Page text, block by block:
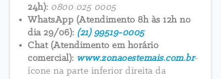
24h): 0800 025 0005
WhatsApp (Atendimento 8h às 12h no
dia 29/06): (21) 99519-0005
Chat (Atendimento em horário
comercial): www.zonaoestemais.com.br-
ícone na parte inferior direita da